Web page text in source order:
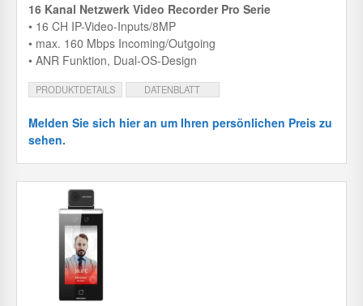
16 Kanal Netzwerk Video Recorder Pro Serie
• 16 CH IP-Video-Inputs/8MP
• max. 160 Mbps Incoming/Outgoing
• ANR Funktion, Dual-OS-Design
PRODUKTDETAILS DATENBLATT
Melden Sie sich hier an um Ihren persönlichen Preis zu
sehen.